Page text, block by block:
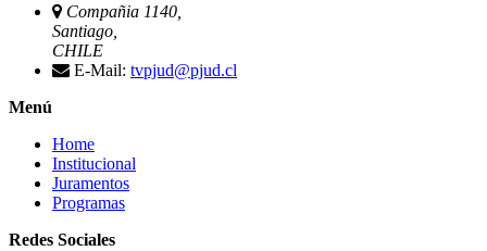
Compañia 1140,
Santiago,
CHILE
E-Mail: tvpjud@pjud.cl
Menú
Home
Institucional
Juramentos
Programas
Redes Sociales